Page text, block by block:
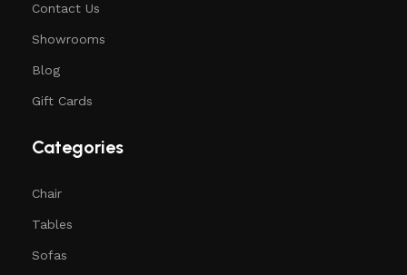
Contact Us
Showrooms
Blog
Gift Cards
Categories
Chair
Tables
Sofas